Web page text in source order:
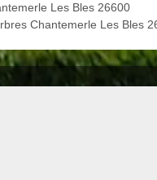
Les Bles 26600
Chantemerle Les Bles